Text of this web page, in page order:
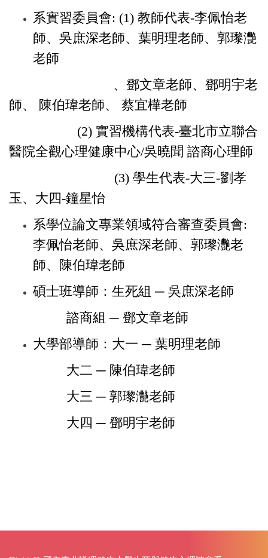
系實習委員會: (1) 教師代表-李佩怡老
師、吳庶深老師、 葉明理老師、 郭瓈灧
老師
、鄧文章老師、鄧明宇老
師、
陳伯瑋老師、
蔡宜樺老師
(2) 實習機構代表-臺北市立聯合
醫院全觀心理健康中心/吳曉聞 諮商心理師
(3) 學生代表-大三-劉孝
玉、大四-鐘星怡
系學位論文專業領域符合審查委員會:
李佩怡老師、吳庶深老師、 郭瓈灧老
師、 陳伯瑋老師
碩士班導師：生死組 ─ 吳庶深老師
諮商組 ─ 鄧文章老師
大學部導師：大一 ─ 葉明理老師
大二 ─ 陳伯瑋老師
大三 ─ 郭瓈灔老師
大四 ─ 鄧明宇老師